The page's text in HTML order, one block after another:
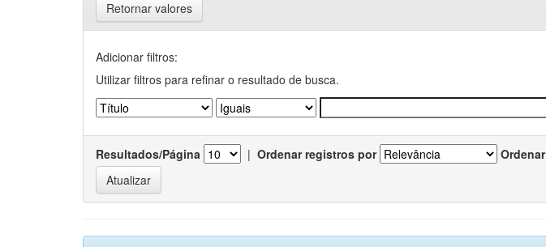
Retornar valores
Adicionar filtros:
Utilizar filtros para refinar o resultado de busca.
Resultados/Página | Ordenar registros por Ordenar